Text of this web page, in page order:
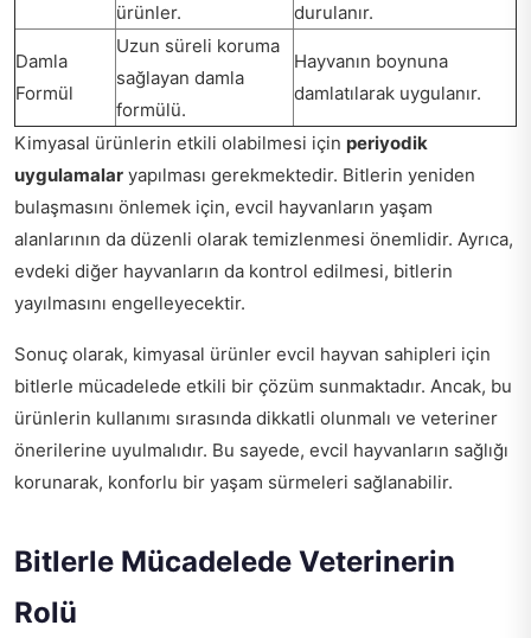
ürünler.
durulanır.
Damla
Formül
Uzun süreli koruma
sağlayan damla
formülü.
Hayvanın boynuna
damlatılarak uygulanır.
Kimyasal ürünlerin etkili olabilmesi için periyodik
uygulamalar yapılması gerekmektedir. Bitlerin yeniden
bulaşmasını önlemek için, evcil hayvanların yaşam
alanlarının da düzenli olarak temizlenmesi önemlidir. Ayrıca,
evdeki diğer hayvanların da kontrol edilmesi, bitlerin
yayılmasını engelleyecektir.
Sonuç olarak, kimyasal ürünler evcil hayvan sahipleri için
bitlerle mücadelede etkili bir çözüm sunmaktadır. Ancak, bu
ürünlerin kullanımı sırasında dikkatli olunmalı ve veteriner
önerilerine uyulmalıdır. Bu sayede, evcil hayvanların sağlığı
korunarak, konforlu bir yaşam sürmeleri sağlanabilir.
Bitlerle Mücadelede Veterinerin
Rolü